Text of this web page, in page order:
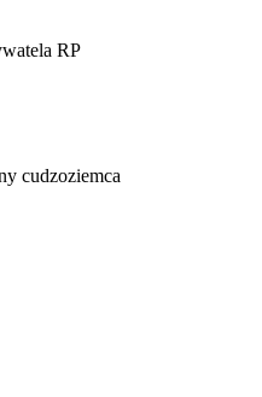
RP
cudzoziemca